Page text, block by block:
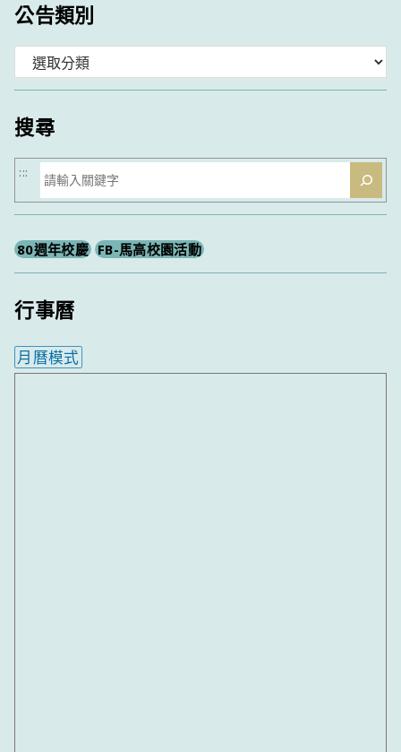
公告類別
類
搜尋
搜
尋
:::
80週年校慶 FB-馬高校園活動
行事曆
月曆模式